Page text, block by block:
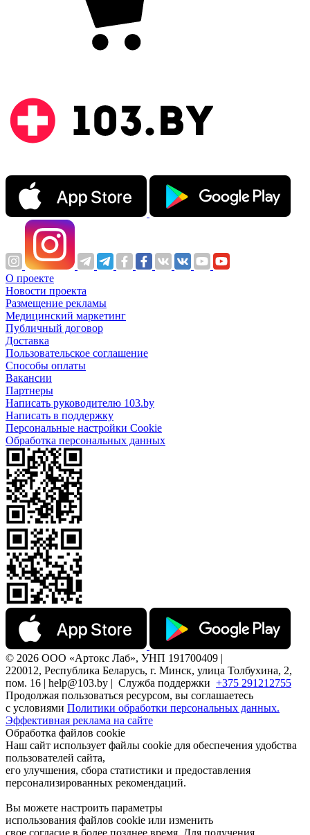
О проекте
Новости проекта
Размещение рекламы
Медицинский маркетинг
Публичный договор
Доставка
Пользовательское соглашение
Способы оплаты
Вакансии
Партнеры
Написать руководителю 103.by
Написать в поддержку
Персональные настройки Cookie
Обработка персональных данных
© 2026 ООО «Артокс Лаб», УНП 191700409 |
220012, Республика Беларусь, г. Минск, улица Толбухина, 2,
пом. 16 | help@103.by | Служба поддержки +375 291212755
Продолжая пользоваться ресурсом, вы соглашаетесь
с условиями Политики обработки персональных данных.
Эффективная реклама на сайте
Обработка файлов cookie
Наш сайт использует файлы cookie для обеспечения удобства
пользователей сайта,
его улучшения, сбора статистики и предоставления
персонализированных рекомендаций.
Вы можете настроить параметры
использования файлов cookie или изменить
свое согласие в более позднее время. Для получения